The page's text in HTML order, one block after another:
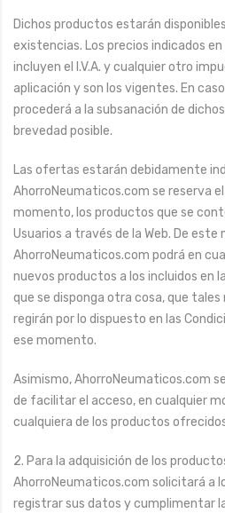
Dichos productos estarán
existencias. Los precios indicados
incluyen el I.V.A. y cualquier otro
aplicación y son los vigentes. En
procederá a la subsanación de
brevedad posible.
Las ofertas estarán debidamente
AhorroNeumaticos.com se reserva
momento, los productos que se
Usuarios a través de la Web. De este
AhorroNeumaticos.com podrá en
nuevos productos a los incluidos en
que se disponga otra cosa, que
regirán por lo dispuesto en las
ese momento.
Asimismo, AhorroNeumaticos.com
de facilitar el acceso, en cualquier
cualquiera de los productos
2. Para la adquisición de los
AhorroNeumaticos.com solicitará a
registrar sus datos y cumplimentar